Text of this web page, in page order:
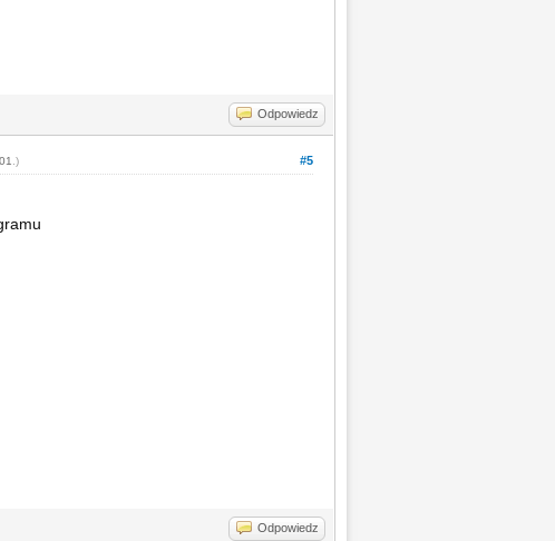
Odpowiedz
#5
.)
Odpowiedz